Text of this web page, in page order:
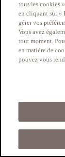
The terms used
beginning with a
shall have the
Client: Refers to
enter into these
activity of
Refers
as summarized in
Services as
or in the
reservations by
tous les cookies
en cliquant sur «
gérer vos
Vous avez
tout moment.
en matière de
pouvez vous